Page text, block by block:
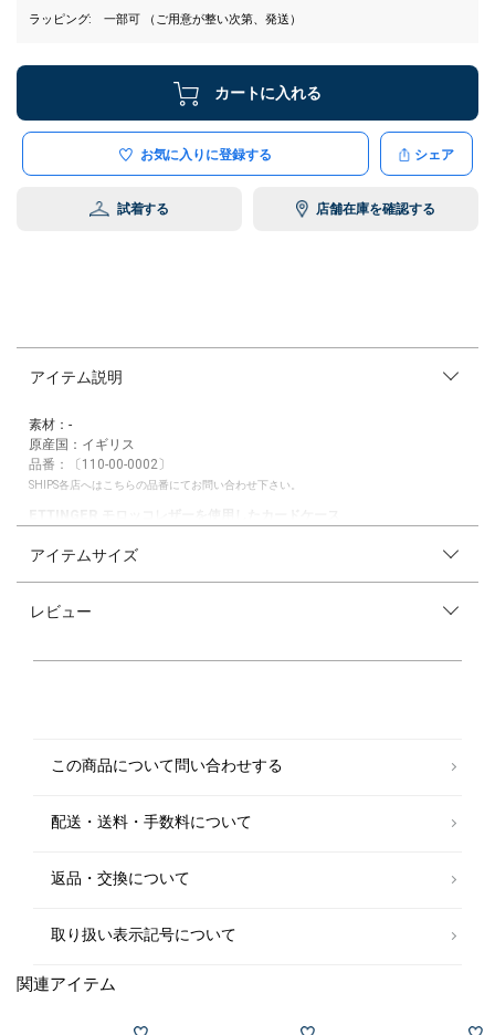
ラッピング
一部可 （ご用意が整い次第、発送）
カートに入れる
お気に入りに登録する シェア
試着する 店舗在庫を確認する
アイテム説明
素材：-
原産国：イギリス
品番：〔110-00-0002〕
SHIPS各店へはこちらの品番にてお問い合わせ下さい。
【素材特性・デザイン】
タンナーから入手し今回のシリーズに使用しました。
ンケース
グウォレット
ゲイリー・エッティンガーにより1934年にロンドンで創業したレザーグ
誉を授かり、「HANDMADE IN ENGLAND」の刻印は紳士の証となってい
財布やバッグ、ビルフォード（二つ折り財布）など、いずれも耐久性のあ
る最高級レザーを使用し、熟練の職人がハンドメイドで仕上げる革製品
アイテムサイズ
レビュー
この商品について問い合わせする
配送・送料・手数料について
返品・交換について
取り扱い表示記号について
関連アイテム